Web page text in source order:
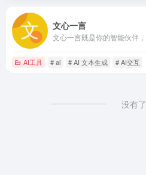
文心一言
AI工具 # ai # AI 文本生成 # AI交互
没有了